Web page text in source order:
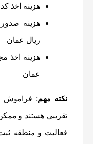
هزینه اخذ کد مالیاتی: 50
ریال عمان
عمان
نکته مهم: فراموش
تقریبی هستند و
فعالیت و منطقه